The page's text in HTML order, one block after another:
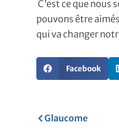
C’est ce que nous
pouvons être
qui va changer
Facebook
Glaucome